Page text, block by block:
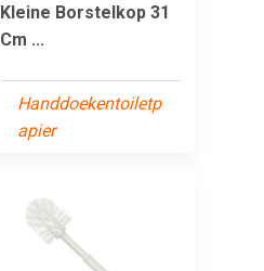
Kleine Borstelkop 31
Cm ...
Handdoekentoiletp
apier